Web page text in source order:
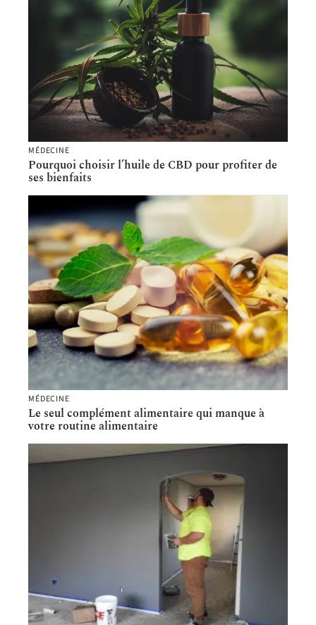
MÉDECINE
Pourquoi choisir l’huile de CBD pour profiter de
ses bienfaits
MÉDECINE
Le seul complément alimentaire qui manque à
votre routine alimentaire